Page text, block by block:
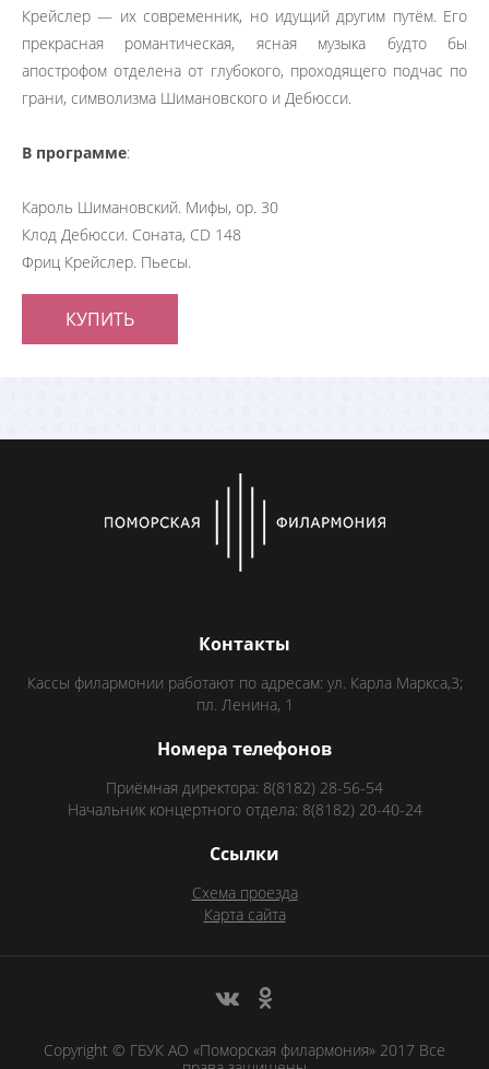
Крейслер — их современник, но идущий другим путём. Его
прекрасная романтическая, ясная музыка будто бы
апострофом отделена от глубокого, проходящего подчас по
грани, символизма Шимановского и Дебюсси.
В программе:
Кароль Шимановский. Мифы, op. 30
Клод Дебюсси. Соната, CD 148
Фриц Крейслер. Пьесы.
КУПИТЬ
Контакты
Кассы филармонии работают по адресам: ул. Карла Маркса,3;
пл. Ленина, 1
Номера телефонов
Приёмная директора: 8(8182) 28-56-54
Начальник концертного отдела: 8(8182) 20-40-24
Ссылки
Схема проезда
Карта сайта
Copyright © ГБУК АО «Поморская филармония» 2017 Все